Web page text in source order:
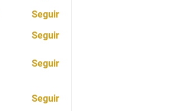
Seguir
Seguir
Seguir
Seguir